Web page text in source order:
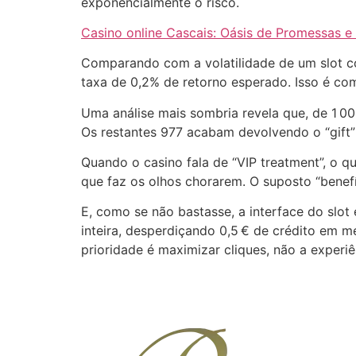
Casino online Cascais: Oásis de Promessas
Comparando com a volatilidade de um slot
taxa de 0,2% de retorno esperado. Isso é
Uma análise mais sombria revela que, de 1
Os restantes 977 acabam devolvendo o
Quando o casino fala de “VIP treatment”, o
que faz os olhos chorarem. O suposto
E, como se não bastasse, a interface do
inteira, desperdiçando 0,5 € de crédito em
prioridade é maximizar cliques, não a